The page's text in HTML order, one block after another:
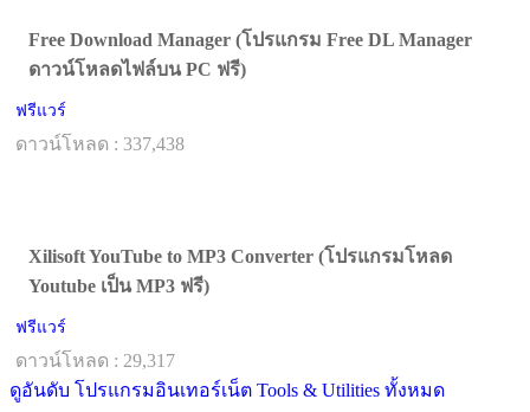
Free Download Manager (โปรแกรม Free DL Manager
ดาวน์โหลดไฟล์บน PC ฟรี)
ฟรีแวร์
ดาวน์โหลด : 337,438
Xilisoft YouTube to MP3 Converter (โปรแกรมโหลด
Youtube เป็น MP3 ฟรี)
ฟรีแวร์
ดาวน์โหลด : 29,317
ดูอันดับ โปรแกรมอินเทอร์เน็ต Tools & Utilities ทั้งหมด